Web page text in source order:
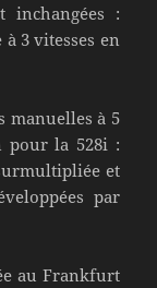
inchangées :
3 vitesses en
manuelles à 5
pour la 528i :
et
par
au Frankfurt